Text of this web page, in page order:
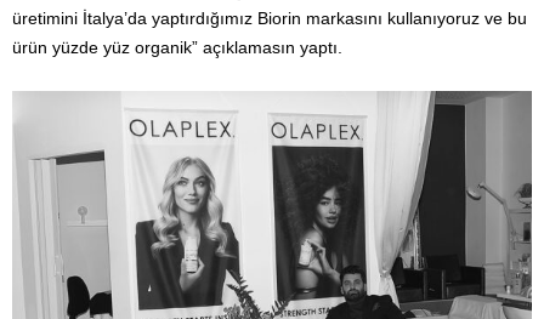
üretimini İtalya’da yaptırdığımız Biorin markasını kullanıyoruz ve bu
ürün yüzde yüz organik” açıklamasın yaptı.